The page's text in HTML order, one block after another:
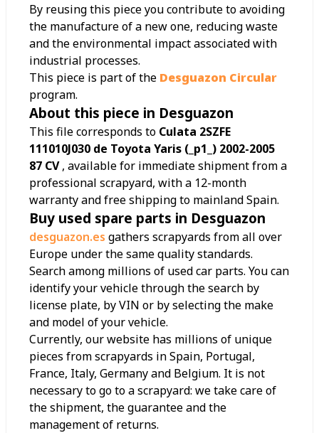
By reusing this piece you contribute to avoiding
the manufacture of a new one, reducing waste
and the environmental impact associated with
industrial processes.
This piece is part of the Desguazon Circular
program.
About this piece in Desguazon
This file corresponds to Culata 2SZFE
111010J030 de Toyota Yaris (_p1_) 2002-2005
87 CV, available for immediate shipment from a
professional scrapyard, with a 12-month
warranty and free shipping to mainland Spain.
Buy used spare parts in Desguazon
desguazon.es gathers scrapyards from all over
Europe under the same quality standards.
Search among millions of used car parts. You can
identify your vehicle through the search by
license plate, by VIN or by selecting the make
and model of your vehicle.
Currently, our website has millions of unique
pieces from scrapyards in Spain, Portugal,
France, Italy, Germany and Belgium. It is not
necessary to go to a scrapyard: we take care of
the shipment, the guarantee and the
management of returns.